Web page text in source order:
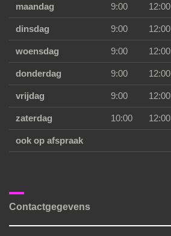
maandag 9:00 12:00
dinsdag 9:00 12:00
woensdag 9:00 12:00
donderdag 9:00 12:00
vrijdag 9:00 12:00
zaterdag 10:00 12:00
ook op afspraak
Contactgegevens